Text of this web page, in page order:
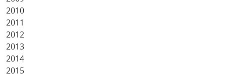
2010
2011
2012
2013
2014
2015